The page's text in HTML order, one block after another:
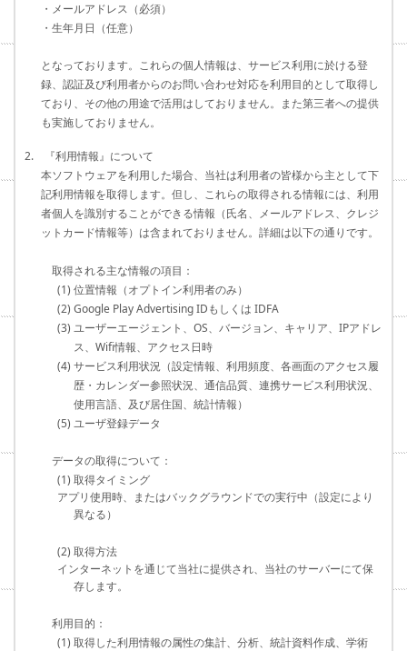
・メールアドレス（必須）
・生年月日（任意）
となっております。これらの個人情報は、サービス利用に於ける登
録、認証及び利用者からのお問い合わせ対応を利用目的として取得し
ており、その他の用途で活用はしておりません。また第三者への提供
も実施しておりません。
2. 『利用情報』について
本ソフトウェアを利用した場合、当社は利用者の皆様から主として下
記利用情報を取得します。但し、これらの取得される情報には、利用
者個人を識別することができる情報（氏名、メールアドレス、クレジ
ットカード情報等）は含まれておりません。詳細は以下の通りです。
取得される主な情報の項目：
(1) 位置情報（オプトイン利用者のみ）
(2) Google Play Advertising IDもしくは IDFA
(3) ユーザーエージェント、OS、バージョン、キャリア、IPアドレ
ス、Wifi情報、アクセス日時
(4) サービス利用状況（設定情報、利用頻度、各画面のアクセス履
歴・カレンダー参照状況、通信品質、連携サービス利用状況、
使用言語、及び居住国、統計情報）
(5) ユーザ登録データ
データの取得について：
(1) 取得タイミング
アプリ使用時、またはバックグラウンドでの実行中（設定により
異なる）
(2) 取得方法
インターネットを通じて当社に提供され、当社のサーバーにて保
存します。
利用目的：
(1) 取得した利用情報の属性の集計、分析、統計資料作成、学術